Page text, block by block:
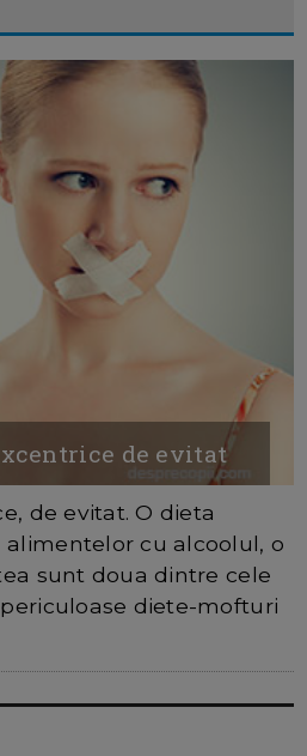
de evitat
de evitat. O dieta
cu alcoolul, o
sunt doua dintre cele
diete-mofturi